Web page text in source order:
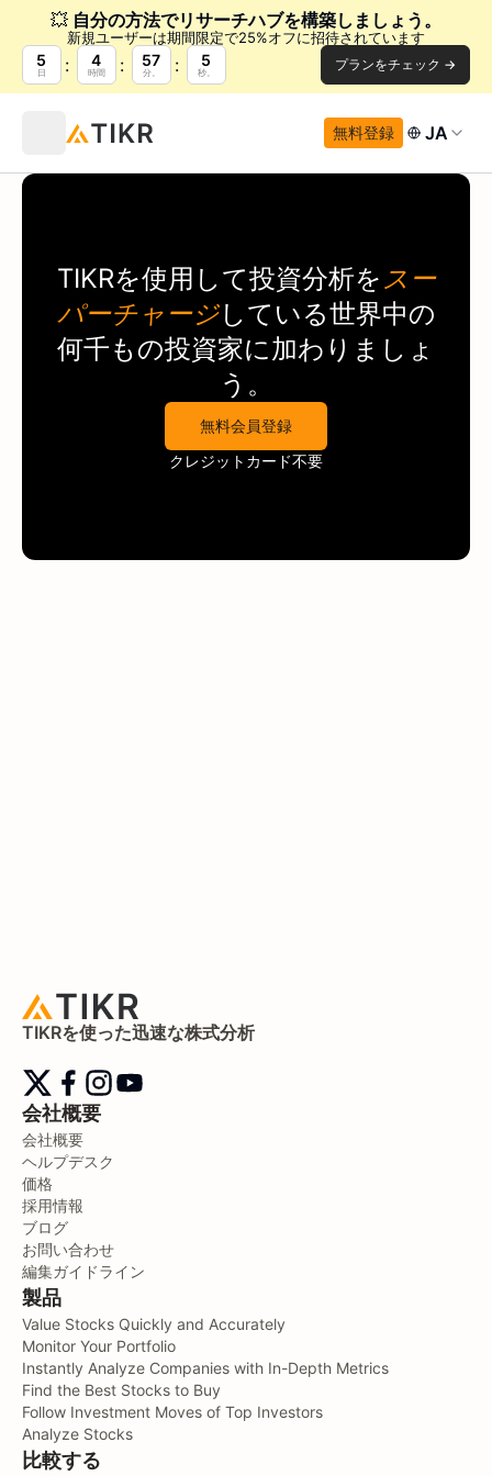
💥 自分の方法でリサーチハブを構築しましょう。
新規ユーザーは期間限定で25%オフに招待されています
5
日
4
時間
57
分。
5
秒。 プランをチェック →
無料登録 JA
TIKRを使用して投資分析をスー
パーチャージしている世界中の
何千もの投資家に加わりましょ
う。
無料会員登録
クレジットカード不要
TIKRを使った迅速な株式分析
会社概要
会社概要
ヘルプデスク
価格
採用情報
ブログ
お問い合わせ
編集ガイドライン
製品
Value Stocks Quickly and Accurately
Monitor Your Portfolio
Instantly Analyze Companies with In-Depth Metrics
Find the Best Stocks to Buy
Follow Investment Moves of Top Investors
Analyze Stocks
比較する